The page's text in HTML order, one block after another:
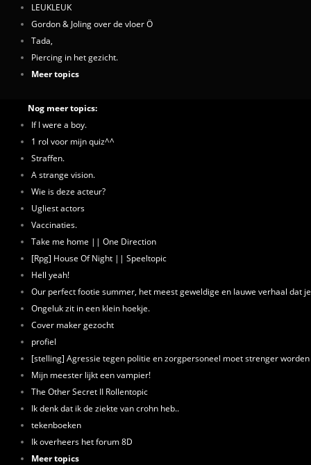
LEUKLEUK
Gordon & Joling over de vloer Ö
Tada,
Piercing in het gezicht.
Meer topics
Nog meer topics:
If I were a boy.
1 rol voor mijn quiz^^
Straffen.
A strange vision.
Wie is deze acteur?
Ugliest actors
Vaccinaties.
Take me home || One Direction
[Rpg] House Of Night || Speeltopic
Hell yeah!
Our perfect footie summer, het meest geweldige en lauwe verhaal dat
Ongeluk zit in een klein hoekje.
Cover maker gezocht
profiel
[stelling] Agressie tegen politie en zorgpersoneel moet strenger
Mijn meester lijkt een vampier!
The Other Secret II Rollentopic
Ik denk dat ik de ziekte van crohn heb..
tekenboeken
Ik overheers het forum 8D
Meer topics